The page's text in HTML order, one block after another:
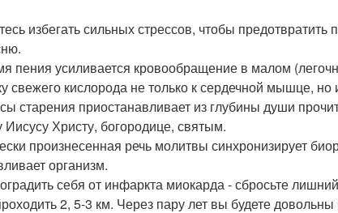
избегать сильных стрессов, чтобы
пения усиливается кровообращение в малом
свежего кислорода не только к сердечной мышце,
старения приостанавливает из глубины души
Христу, богородице, святым.
произнесенная речь молитвы синхронизирует
организм.
себя от инфаркта миокарда - сбросьте
2, 5-3 км. Через пару лет вы будете довольны